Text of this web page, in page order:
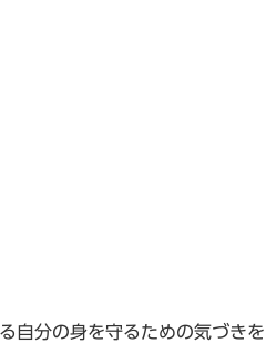
自分の身を守るための気づきを